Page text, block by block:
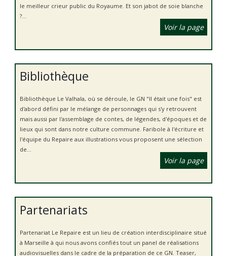
le meilleur crieur public du Royaume. Et son jabot de soie blanche
?...
Voir la page
Bibliothèque
Bibliothèque Le Valhala, où se déroule, le GN "Il était une fois" est
d'abord défini par le mélange de personnages qui s'y retrouvent
mais aussi par l'assemblage de contes, de légendes, d'époques et de
lieux qui sont dans notre culture commune. Faribole à l'écriture et
l'équipe du Repaire aux illustrations vous proposent une sélection
de...
Voir la page
Partenariats
Partenariat Le Repaire est un lieu de création interdisciplinaire situé
à Marseille à qui nous avons confiés tout un panel de réalisations
audiovisuelles dans le cadre de la préparation de ce GN. Teaser,